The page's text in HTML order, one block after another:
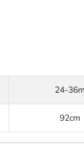
24-36m
92cm